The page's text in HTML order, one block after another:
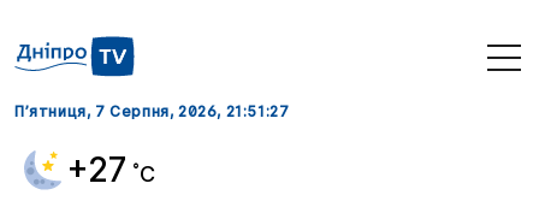
П’ятниця, 7 Серпня, 2026, 21:51:28
+27 ˚C